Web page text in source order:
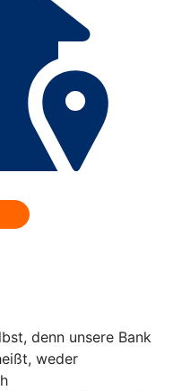
denn unsere Bank
weder